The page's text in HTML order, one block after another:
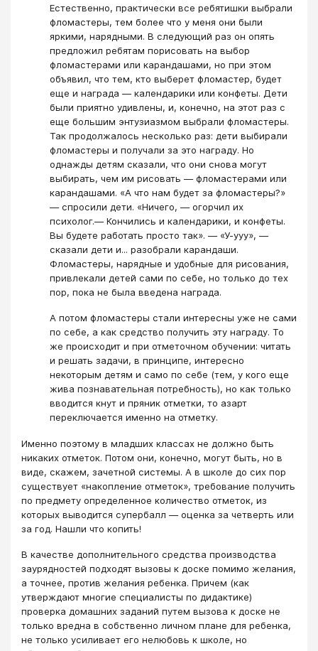
Естественно, практически все ребятишки выбрали
фломастеры, тем более что у меня они были
яркими, нарядными. В следующий раз он опять
предложил ребятам порисовать на выбор
фломастерами или карандашами, но при этом
объявил, что тем, кто выберет фломастер, будет
еще и награда ― календарики или конфеты. Дети
были приятно удивлены, и, конечно, на этот раз с
еще большим энтузиазмом выбрали фломастеры.
Так продолжалось несколько раз: дети выбирали
фломастеры и получали за это награду. Но
однажды детям сказали, что они снова могут
выбирать, чем им рисовать ― фломастерами или
карандашами. «А что нам будет за фломастеры?»
― спросили дети. «Ничего, ― огорчил их
психолог.― Кончились и календарики, и конфеты.
Вы будете работать просто так». ― «У-ууу», ―
сказали дети и... разобрали карандаши.
Фломастеры, нарядные и удобные для рисования,
привлекали детей сами по себе, но только до тех
пор, пока не была введена награда.
А потом фломастеры стали интересны уже не сами
по себе, а как средство получить эту награду. То
же происходит и при отметочном обучении: читать
и решать задачи, в принципе, интересно
некоторым детям и само по себе (тем, у кого еще
жива познавательная потребность), но как только
вводится кнут и пряник отметки, то азарт
переключается именно на отметку.
Именно поэтому в младших классах не должно быть
никаких отметок. Потом они, конечно, могут быть, но в
виде, скажем, зачетной системы. А в школе до сих пор
существует «накопление отметок», требование получить
по предмету определенное количество отметок, из
которых выводится супербалл ― оценка за четверть или
за год. Нашли что копить!
В качестве дополнительного средства производства
заурядностей подходят вызовы к доске помимо желания,
а точнее, против желания ребенка. Причем (как
утверждают многие специалисты по дидактике)
проверка домашних заданий путем вызова к доске не
только вредна в собственно личном плане для ребенка,
не только усиливает его нелюбовь к школе, но